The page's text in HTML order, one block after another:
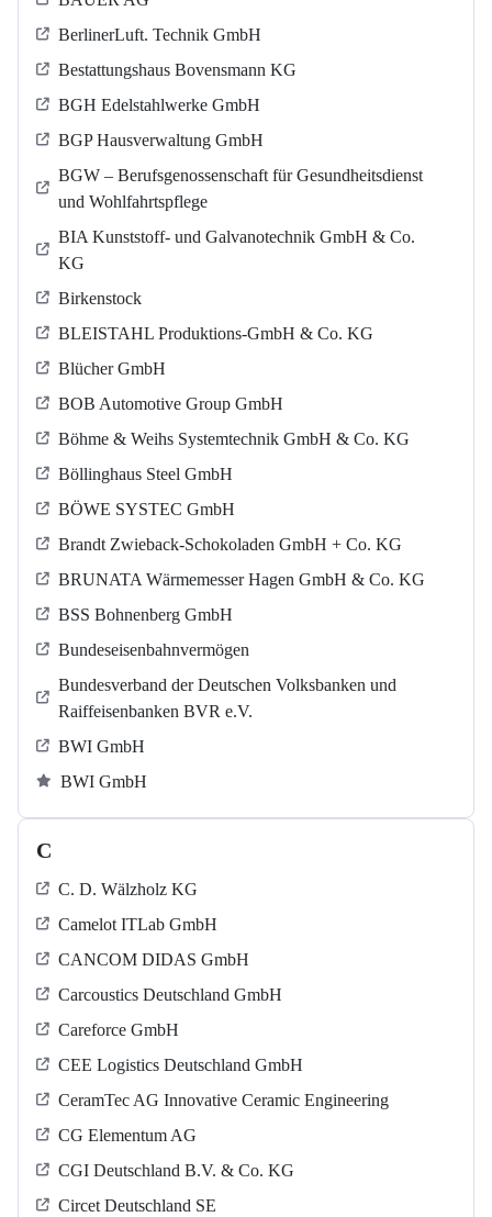
BerlinerLuft. Technik GmbH
Bestattungshaus Bovensmann KG
BGH Edelstahlwerke GmbH
BGP Hausverwaltung GmbH
BGW – Berufsgenossenschaft für Gesundheitsdienst
und Wohlfahrtspflege
BIA Kunststoff- und Galvanotechnik GmbH & Co.
KG
Birkenstock
BLEISTAHL Produktions-GmbH & Co. KG
Blücher GmbH
BOB Automotive Group GmbH
Böhme & Weihs Systemtechnik GmbH & Co. KG
Böllinghaus Steel GmbH
BÖWE SYSTEC GmbH
Brandt Zwieback-Schokoladen GmbH + Co. KG
BRUNATA Wärmemesser Hagen GmbH & Co. KG
BSS Bohnenberg GmbH
Bundeseisenbahnvermögen
Bundesverband der Deutschen Volksbanken und
Raiffeisenbanken BVR e.V.
BWI GmbH
BWI GmbH
C
C. D. Wälzholz KG
Camelot ITLab GmbH
CANCOM DIDAS GmbH
Carcoustics Deutschland GmbH
Careforce GmbH
CEE Logistics Deutschland GmbH
CeramTec AG Innovative Ceramic Engineering
CG Elementum AG
CGI Deutschland B.V. & Co. KG
Circet Deutschland SE